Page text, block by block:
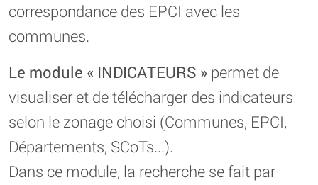
correspondance des EPCI avec les
communes.
Le module « INDICATEURS » permet de
visualiser et de télécharger des indicateurs
selon le zonage choisi (Communes, EPCI,
Départements, SCoTs...).
Dans ce module, la recherche se fait par